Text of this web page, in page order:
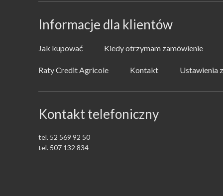
Informacje dla klientów
Jak kupować Kiedy otrzymam zamówienie
Raty Credit Agricole Kontakt Ustawienia
Kontakt telefoniczny
tel. 52 569 92 50
tel. 507 132 834